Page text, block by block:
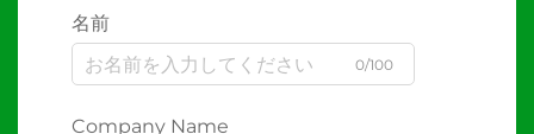
名前
0/100
Company Name